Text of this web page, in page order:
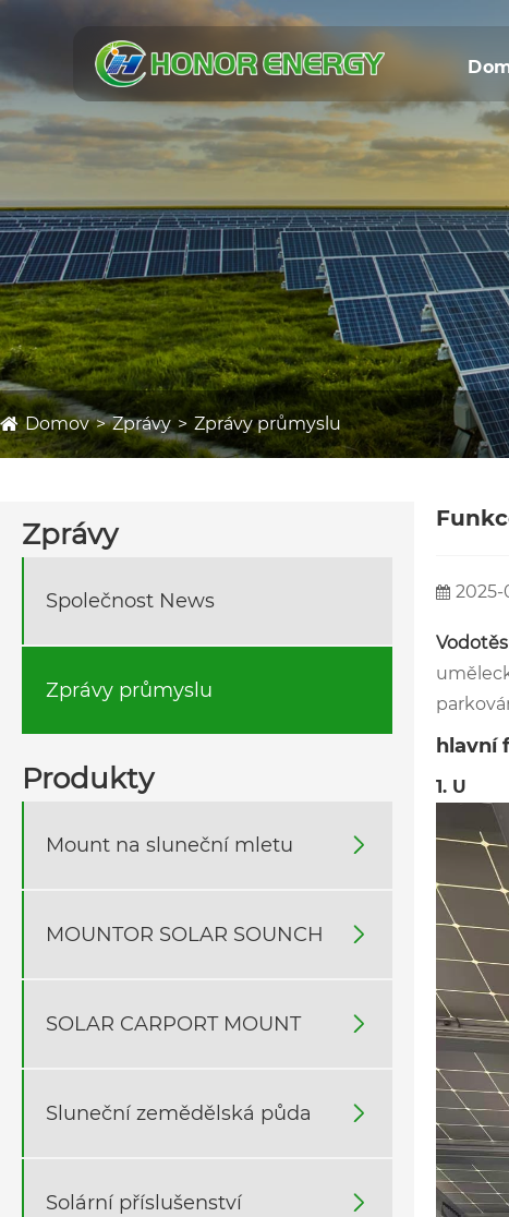
Domov Zprávy Zprávy průmyslu
Zprávy
Společnost News
Zprávy průmyslu
Produkty
Mount na sluneční mletu 
MOUNTOR SOLAR SOUNCH 
SOLAR CARPORT MOUNT 
Sluneční zemědělská půda 
Solární příslušenství 
2025-
hlavní
1. U